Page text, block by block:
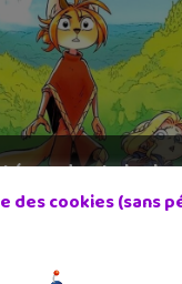
– La barbe
des cookies (sans